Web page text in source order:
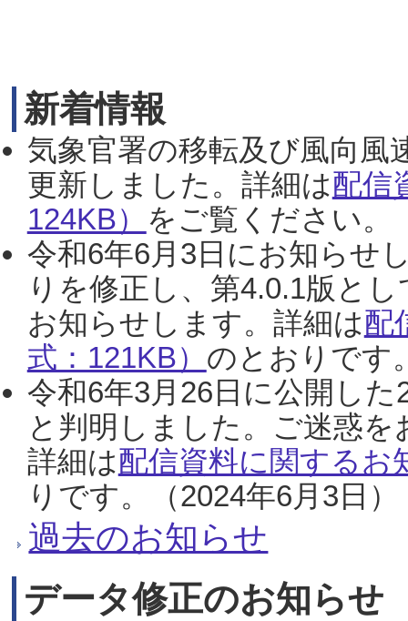
新着情報
気象官署の移転及び風向風
更新しました。詳細は配信
124KB） をご覧ください。
令和6年6月3日にお知らせ
りを修正し、第4.0.1版と
お知らせします。詳細は配
式：121KB） のとおりです
令和6年3月26日に公開し
と判明しました。ご迷惑
詳細は配信資料に関するお
りです。（2024年6月3日）
過去のお知らせ
データ修正のお知らせ